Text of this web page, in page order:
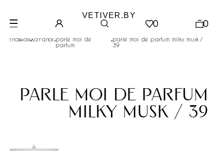
VETIVER.BY
0 0
главная.каталог.parle moi de
parfum
.parle moi de parfum milky musk /
39
parle moi de parfum
milky musk / 39